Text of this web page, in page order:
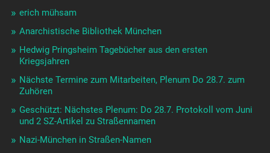
erich mühsam
Anarchistische Bibliothek München
Hedwig Pringsheim Tagebücher aus den ersten
Kriegsjahren
Nächste Termine zum Mitarbeiten, Plenum Do 28.7. zum
Zuhören
Geschützt: Nächstes Plenum: Do 28.7. Protokoll vom Juni
und 2 SZ-Artikel zu Straßennamen
Nazi-München in Straßen-Namen